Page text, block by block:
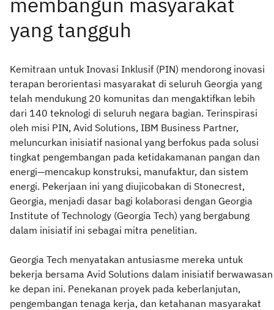
Kemitraan untuk Inovasi Inklusif (PIN) mendorong inovasi
terapan berorientasi masyarakat di seluruh Georgia yang
telah mendukung 20 komunitas dan mengaktifkan lebih
dari 140 teknologi di seluruh negara bagian. Terinspirasi
oleh misi PIN, Avid Solutions, IBM Business Partner,
meluncurkan inisiatif nasional yang berfokus pada solusi
tingkat pengembangan pada ketidakamanan pangan dan
energi—mencakup konstruksi, manufaktur, dan sistem
energi. Pekerjaan ini yang diujicobakan di Stonecrest,
Georgia, menjadi dasar bagi kolaborasi dengan Georgia
Institute of Technology (Georgia Tech) yang bergabung
dalam inisiatif ini sebagai mitra penelitian.
Georgia Tech menyatakan antusiasme mereka untuk
bekerja bersama Avid Solutions dalam inisiatif berwawasan
ke depan ini. Penekanan proyek pada keberlanjutan,
pengembangan tenaga kerja, dan ketahanan masyarakat